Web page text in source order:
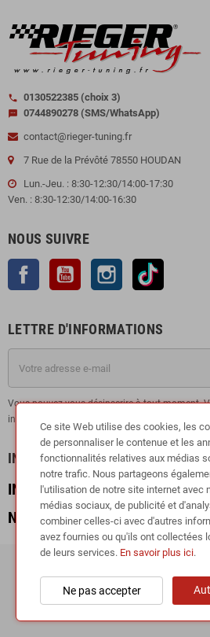
call 0130522385 (choix 3)
sms
0744890278 (SMS/WhatsApp)
contact@rieger-tuning.fr
7 Rue de la Prévôté 78550 HOUDAN
Lun.-Jeu. : 8:30-12:30/14:00-17:30
Ven. : 8:30-12:30/14:00-16:30
NOUS SUIVRE
Facebook YouTube Instagram
LETTRE D'INFORMATIONS
Vous pouvez vous désinscrire à tout moment.
informations de contact dans les conditions
INFORMATION
INFOS PRATIQUES
NOS CATÉGORIES
TUNEDYNAMIC SAS| Fabricant de kit
Ce site Web utilise des cookies, les
de personnaliser le contenue et les
fonctionnalités relatives aux médias
notre trafic. Nous partageons
l'utilisation de notre site internet avec
médias sociaux, de publicité et
combiner celles-ci avec d'autres
avez fournies ou qu'ils ont collectées
de leurs services. En savoir plus ici.
Ne pas accepter